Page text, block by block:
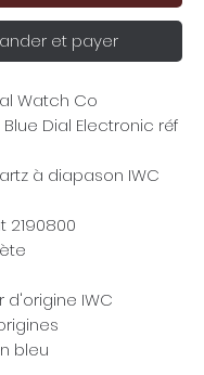
et payer
Watch Co
Dial Electronic réf
à diapason IWC
2190800
IWC
bleu